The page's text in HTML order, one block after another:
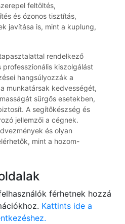
feltöltés,
és ózonos tisztítás,
javítása is, mint a kuplung,
rendelkező
kiszolgálást
hangsúlyozzák a
munkatársak kedvességét,
sürgős esetekben,
A segítőkészség és
jellemzői a cégnek.
és olyan
mint a hozom-
férhetnek hozzá
Kattints ide a